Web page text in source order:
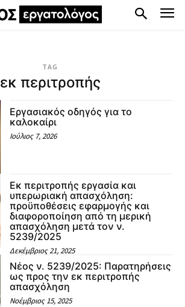
TAG
εκ περιτροπής
Εργασιακός οδηγός για το
καλοκαίρι
Ιούλιος 7, 2026
Eκ περιτροπής εργασία και
υπερωριακή απασχόληση:
προϋποθέσεις εφαρμογής και
διαφοροποίηση από τη μερική
απασχόληση μετά τον ν.
5239/2025
Δεκέμβριος 21, 2025
Νέος ν. 5239/2025: Παρατηρήσεις
ως προς την εκ περιτροπής
απασχόληση
Νοέμβριος 15, 2025